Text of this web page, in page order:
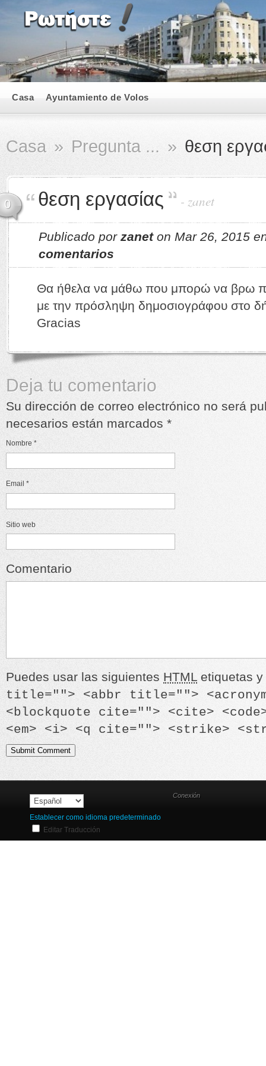
Casa Ayuntamiento de Volos
Casa » Pregunta ... » θεση
0 θεση εργασίας - zanet
Publicado por zaneton Mar 26, 2015
comentarios
Θα ήθελα να μάθω που μπορώ να βρω
με την πρόσληψη δημοσιογράφου στο
Gracias
Deja tu comentario
Su dirección de correo electrónico no será
necesarios están marcados *
Nombre *
Email *
Sitio web
Comentario
Puedes usar las siguientes HTML etiquetas
title=""> <abbr title="">
<blockquote cite=""> <cite>
<em> <i> <q cite=""> <strike>
Establecer como idioma predeterminado
Editar Traducción
Conexión